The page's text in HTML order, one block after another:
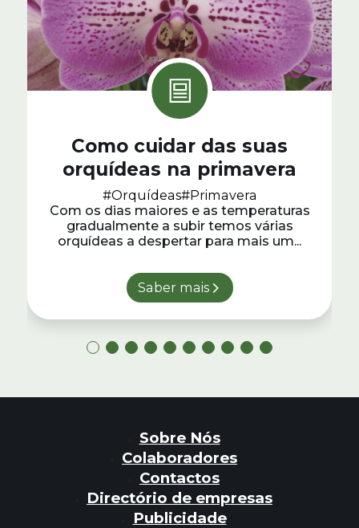
Como cuidar das suas
orquídeas na primavera
#Orquídeas#Primavera
Com os dias maiores e as temperaturas
gradualmente a subir temos várias
orquídeas a despertar para mais um...
Saber mais
Sobre Nós
Colaboradores
Contactos
Directório de empresas
Publicidade